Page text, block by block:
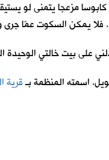
مزعجا يتمنى لو
فلا يمكن السكوت عمّا جرى
على بيت خالتي الوحيدة
اسمته المنظمة بـقرية